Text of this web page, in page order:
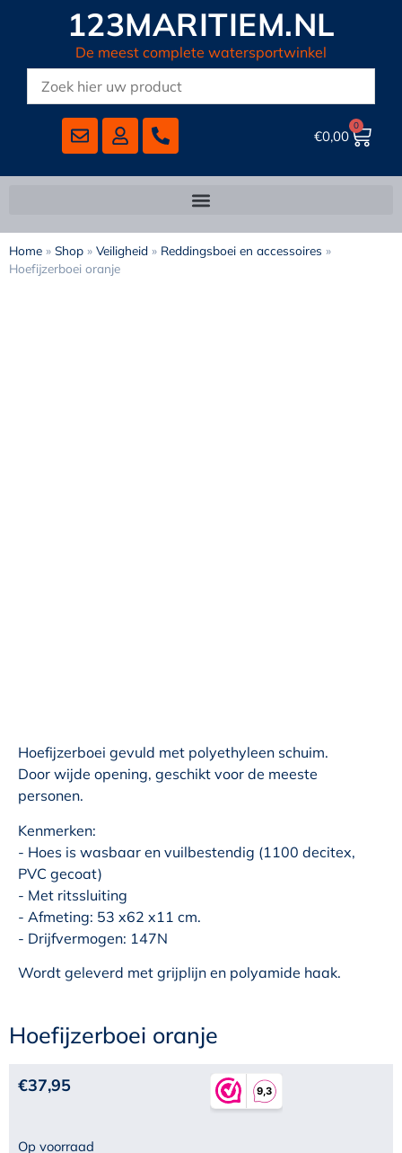
123MARITIEM.NL
De meest complete watersportwinkel
€0,00
0
Home » Shop » Veiligheid » Reddingsboei en accessoires »
Hoefijzerboei oranje
Hoefijzerboei gevuld met polyethyleen schuim.
Door wijde opening, geschikt voor de meeste
personen.
Kenmerken:
- Hoes is wasbaar en vuilbestendig (1100 decitex,
PVC gecoat)
- Met ritssluiting
- Afmeting: 53 x62 x11 cm.
- Drijfvermogen: 147N
Wordt geleverd met grijplijn en polyamide haak.
Hoefijzerboei oranje
€37,95
Op voorraad